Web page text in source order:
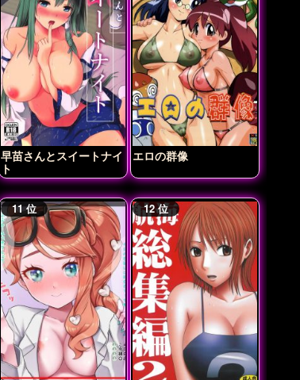
早苗さんとスイートナイ
ト
エロの群像